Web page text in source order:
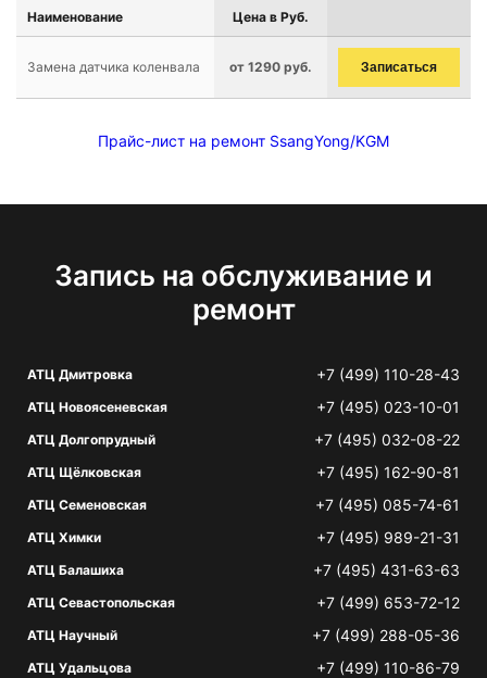
Наименование Цена в Руб.
Замена датчика коленвала от 1290 руб. Записаться
Прайс-лист на ремонт SsangYong/KGM
Запись на обслуживание и
ремонт
АТЦ Дмитровка +7 (499) 110-28-43
АТЦ Новоясеневская +7 (495) 023-10-01
АТЦ Долгопрудный +7 (495) 032-08-22
АТЦ Щёлковская +7 (495) 162-90-81
АТЦ Семеновская +7 (495) 085-74-61
АТЦ Химки +7 (495) 989-21-31
АТЦ Балашиха +7 (495) 431-63-63
АТЦ Севастопольская +7 (499) 653-72-12
АТЦ Научный +7 (499) 288-05-36
АТЦ Удальцова +7 (499) 110-86-79